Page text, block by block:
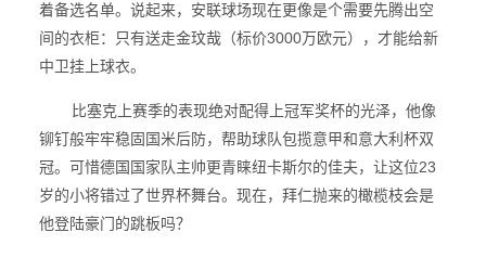
着备选名单。说起来，安联球场现在更像是个需要先腾出空
间的衣柜：只有送走金玟哉（标价3000万欧元），才能给新
中卫挂上球衣。
比塞克上赛季的表现绝对配得上冠军奖杯的光泽，他像
铆钉般牢牢稳固国米后防，帮助球队包揽意甲和意大利杯双
冠。可惜德国国家队主帅更青睐纽卡斯尔的佳夫，让这位23
岁的小将错过了世界杯舞台。现在，拜仁抛来的橄榄枝会是
他登陆豪门的跳板吗？